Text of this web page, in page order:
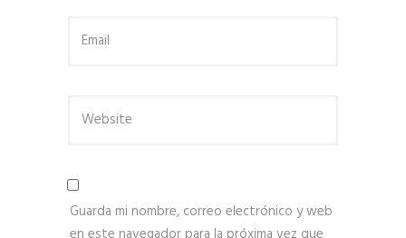
Guarda mi nombre, correo electrónico y web